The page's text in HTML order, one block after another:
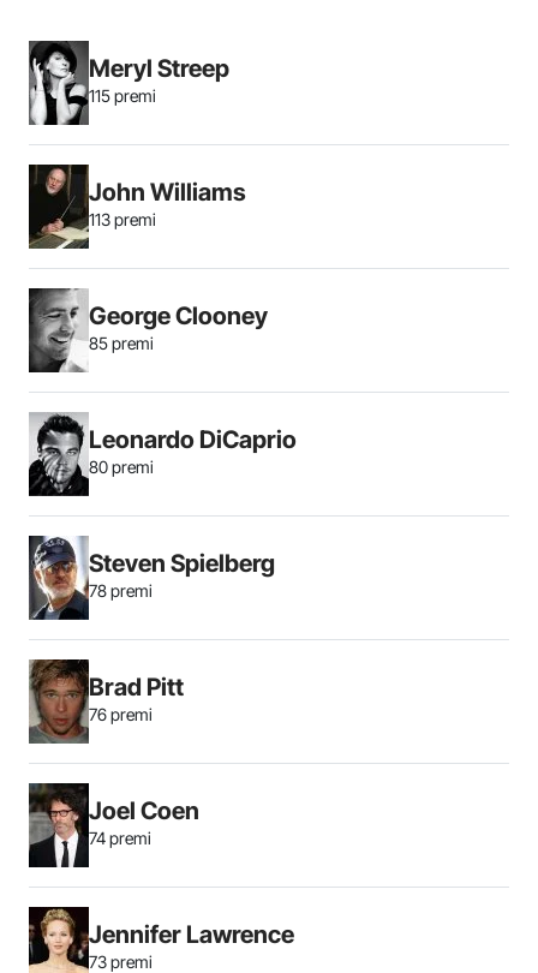
Meryl Streep
115 premi
John Williams
113 premi
George Clooney
85 premi
Leonardo DiCaprio
80 premi
Steven Spielberg
78 premi
Brad Pitt
76 premi
Joel Coen
74 premi
Jennifer Lawrence
73 premi